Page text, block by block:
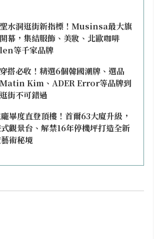
水洞逛街新指標！Musinsa最大旗
幕，集結服飾、美妝、北歐咖啡
等千家品牌
搭必收！精選6個韓國潮牌、選品
Kim、ADER Error等品牌到
街不可錯過
畢度直登頂樓！首爾63大廈升級，
觀景台、解禁16年停機坪打造全新
術秘境